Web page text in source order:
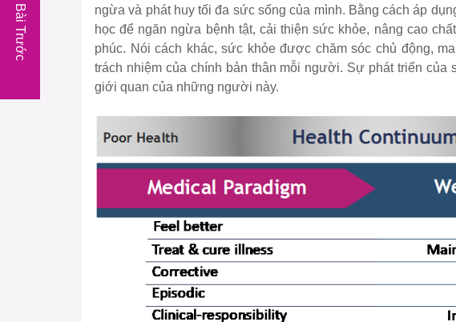
ngừa và phát huy tối đa sức sống của mình. Bằng cách áp
học để ngăn ngừa bệnh tật, cải thiện sức khỏe, nâng cao
phúc. Nói cách khác, sức khỏe được chăm sóc chủ động,
trách nhiệm của chính bản thân mỗi người. Sự phát triển
giới quan của những người này.
Bài Trước